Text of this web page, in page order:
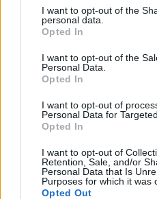
I want to opt-out of the
personal data.
Opted In
I want to opt-out of the
Personal Data.
Opted In
I want to opt-out of
Personal Data for
Opted In
I want to opt-out of
Retention, Sale, and/or
Personal Data that Is
Purposes for which it was
Opted Out
LIVING
Παγκόσμια Ημέρα
να πετάμε το νερό από
βράσιμο
HEALTH ⸻10 FEB 2025